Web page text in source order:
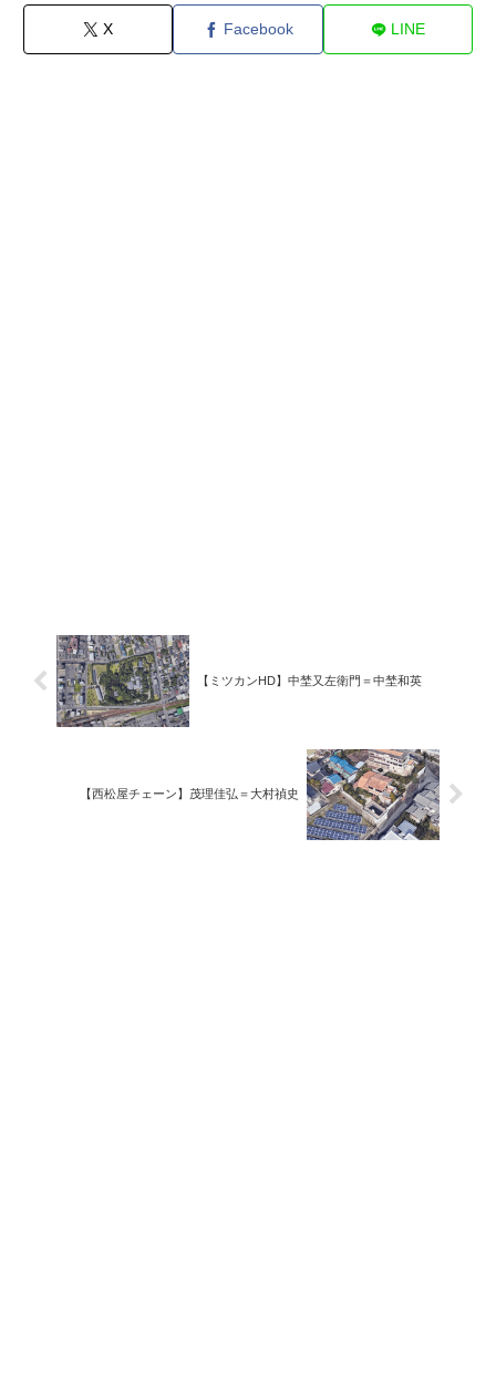
X Facebook LINE
【ミツカンHD】中埜又左衛門＝中埜和英
【西松屋チェーン】茂理佳弘＝大村禎史